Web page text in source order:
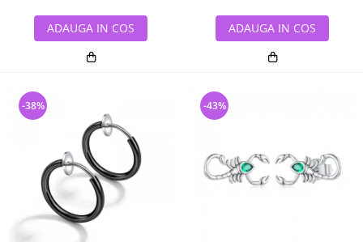
ADAUGA IN COS ADAUGA IN COS
-38% -43%